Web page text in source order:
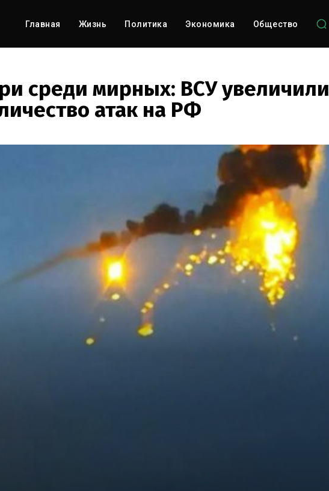
Главная Жизнь Политика Экономика Общество
среди мирных: ВСУ увеличили
атак на РФ